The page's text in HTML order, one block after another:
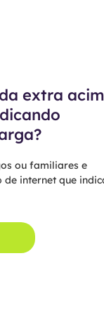
extra
ou familiares e
internet que